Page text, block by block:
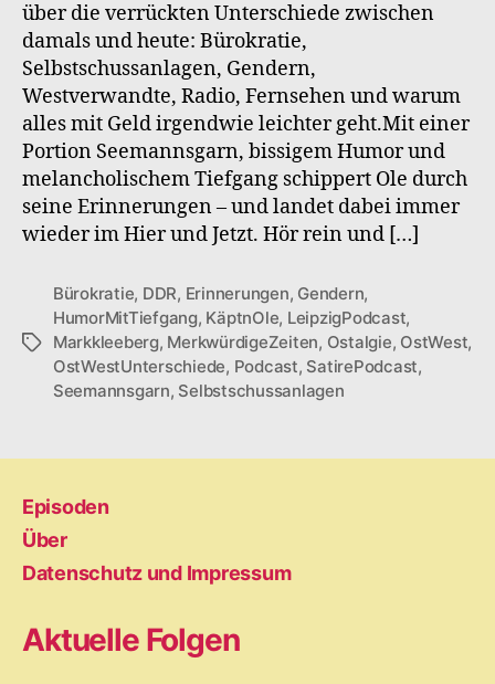
über die verrückten Unterschiede zwischen
damals und heute: Bürokratie,
Selbstschussanlagen, Gendern,
Westverwandte, Radio, Fernsehen und warum
alles mit Geld irgendwie leichter geht.Mit einer
Portion Seemannsgarn, bissigem Humor und
melancholischem Tiefgang schippert Ole durch
seine Erinnerungen – und landet dabei immer
wieder im Hier und Jetzt. Hör rein und […]
Schlagwörter
Bürokratie, DDR, Erinnerungen, Gendern,
HumorMitTiefgang, KäptnOle, LeipzigPodcast,
Markkleeberg, MerkwürdigeZeiten, Ostalgie, OstWest,
OstWestUnterschiede, Podcast, SatirePodcast,
Seemannsgarn, Selbstschussanlagen
Episoden
Über
Datenschutz und Impressum
Aktuelle Folgen